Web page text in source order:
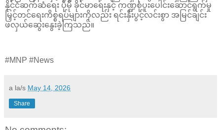
နိုင်ငံဆက်ဆံရေး ပိုမို ခိုင်မာရေးနှင့် ကဏ္ဍစုံပူးပေါင်းဆောင်ရွက်မှု
မြှင့်တင်ရေးကိစ္စရပ်များကိုလည်း ရင်းနှီးပွင့်လင်းစွာ အမြင်ချင်း
ဖလှယ်ဆွေးနွေးခဲ့ကြသည်။
#MNP #News
a la/s May 14, 2026
Share